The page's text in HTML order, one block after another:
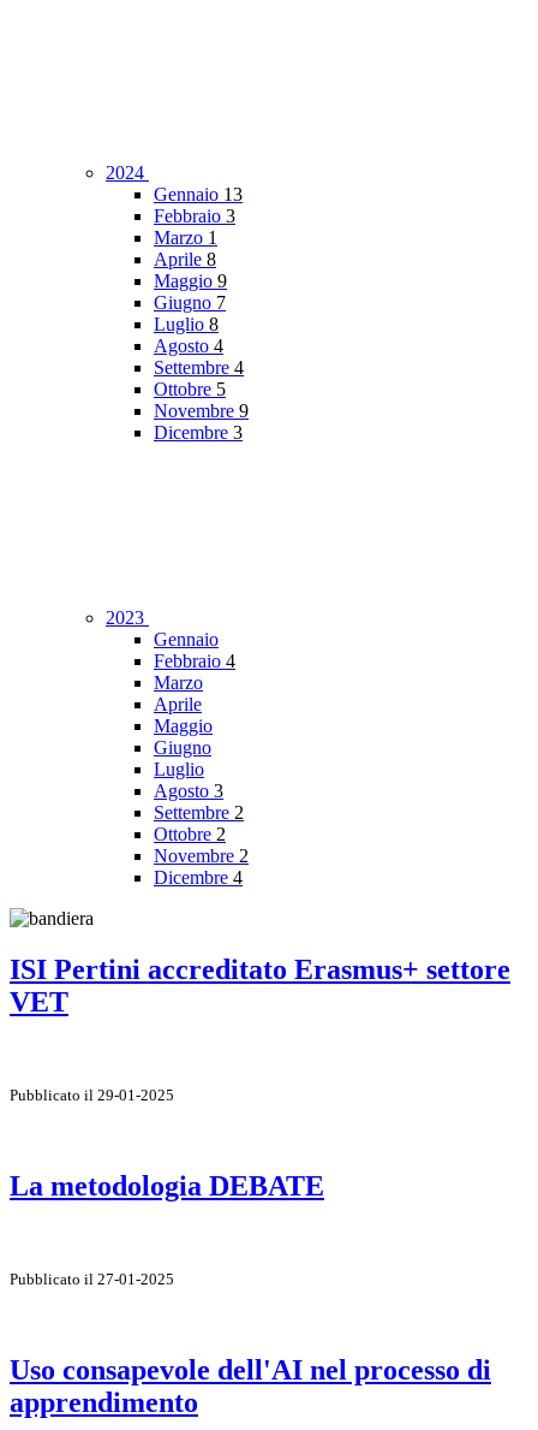
2024
Gennaio 13
Febbraio 3
Marzo 1
Aprile 8
Maggio 9
Giugno 7
Luglio 8
Agosto 4
Settembre 4
Ottobre 5
Novembre 9
Dicembre 3
2023
Gennaio
Febbraio 4
Marzo
Aprile
Maggio
Giugno
Luglio
Agosto 3
Settembre 2
Ottobre 2
Novembre 2
Dicembre 4
ISI Pertini accreditato Erasmus+ settore
VET
Pubblicato il 29-01-2025
La metodologia DEBATE
Pubblicato il 27-01-2025
Uso consapevole dell'AI nel processo di
apprendimento